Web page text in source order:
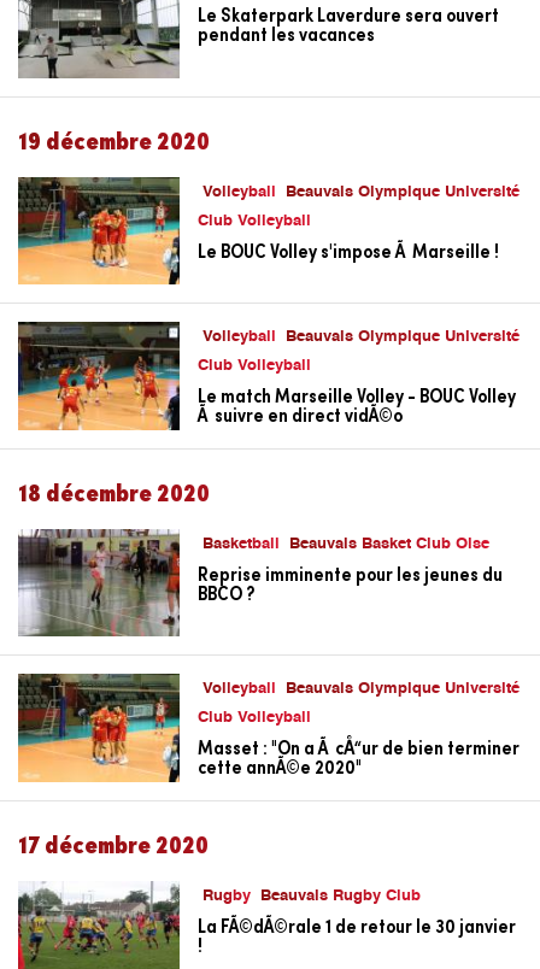
Le Skaterpark Laverdure sera ouvert
pendant les vacances
19 décembre 2020
Volleyball
Beauvais Olympique Université
Club Volleyball
Le BOUC Volley s'impose Ã Marseille !
Volleyball
Beauvais Olympique Université
Club Volleyball
Le match Marseille Volley - BOUC Volley
Ã suivre en direct vidÃ©o
18 décembre 2020
Basketball Beauvais Basket Club Oise
Reprise imminente pour les jeunes du
BBCO ?
Volleyball
Beauvais Olympique Université
Club Volleyball
Masset : "On a Ã cÅ“ur de bien terminer
cette annÃ©e 2020"
17 décembre 2020
Rugby Beauvais Rugby Club
La FÃ©dÃ©rale 1 de retour le 30 janvier
!